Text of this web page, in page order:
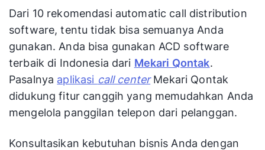
Dari 10 rekomendasi automatic call distribution
software, tentu tidak bisa semuanya Anda
gunakan. Anda bisa gunakan ACD software
terbaik di Indonesia dari Mekari Qontak.
Pasalnya aplikasi call center Mekari Qontak
didukung fitur canggih yang memudahkan Anda
mengelola panggilan telepon dari pelanggan.
Konsultasikan kebutuhan bisnis Anda dengan